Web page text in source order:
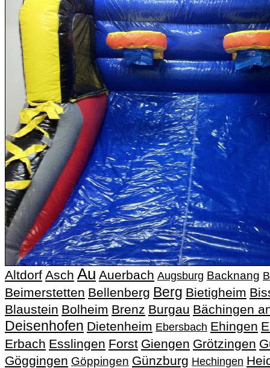
Altdorf Asch Au Auerbach Augsburg Backnang
Beimerstetten Bellenberg Berg Bietigheim
Blaustein Bolheim Brenz Burgau Bächingen
Deisenhofen Dietenheim Ebersbach Ehingen
Erbach Esslingen Forst Giengen Grötzingen
Göggingen Göppingen Günzburg Hechingen